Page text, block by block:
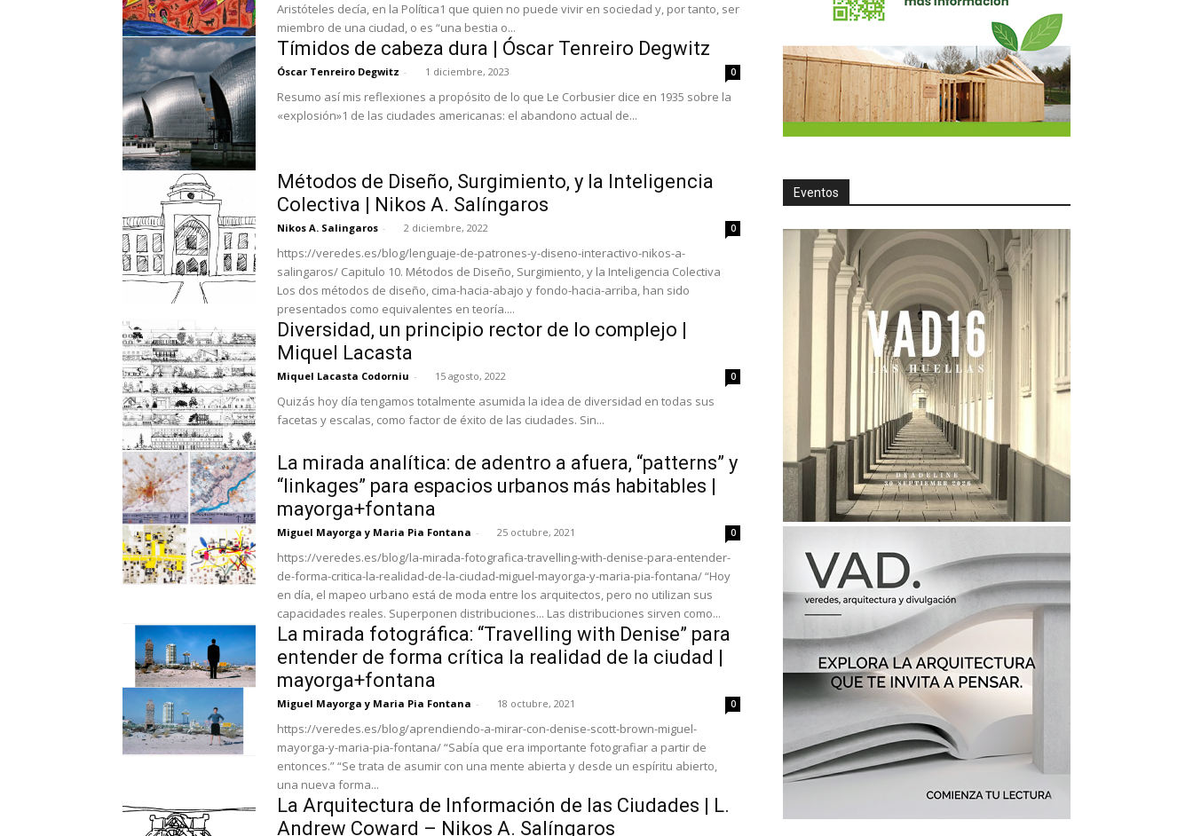
Aristóteles decía, en la Política1 que quien no puede vivir en sociedad y, por tanto, ser
miembro de una ciudad, o es “una bestia o...
Tímidos de cabeza dura | Óscar Tenreiro Degwitz
Óscar Tenreiro Degwitz - 1 diciembre, 2023 0
Resumo así mis reflexiones a propósito de lo que Le Corbusier dice en 1935 sobre la
«explosión»1 de las ciudades americanas: el abandono actual de...
Métodos de Diseño, Surgimiento, y la Inteligencia
Colectiva | Nikos A. Salíngaros
Nikos A. Salingaros - 2 diciembre, 2022 0
https://veredes.es/blog/lenguaje-de-patrones-y-diseno-interactivo-nikos-a-
salingaros/ Capitulo 10. Métodos de Diseño, Surgimiento, y la Inteligencia Colectiva
Los dos métodos de diseño, cima-hacia-abajo y fondo-hacia-arriba, han sido
presentados como equivalentes en teoría....
Diversidad, un principio rector de lo complejo |
Miquel Lacasta
Miquel Lacasta Codorniu - 15 agosto, 2022 0
Quizás hoy día tengamos totalmente asumida la idea de diversidad en todas sus
facetas y escalas, como factor de éxito de las ciudades. Sin...
La mirada analítica: de adentro a afuera, “patterns” y
“linkages” para espacios urbanos más habitables |
mayorga+fontana
Miguel Mayorga y Maria Pia Fontana - 25 octubre, 2021 0
https://veredes.es/blog/la-mirada-fotografica-travelling-with-denise-para-entender-
de-forma-critica-la-realidad-de-la-ciudad-miguel-mayorga-y-maria-pia-fontana/ “Hoy
en día, el mapeo urbano está de moda entre los arquitectos, pero no utilizan sus
capacidades reales. Superponen distribuciones... Las distribuciones sirven como...
La mirada fotográfica: “Travelling with Denise” para
entender de forma crítica la realidad de la ciudad |
mayorga+fontana
Miguel Mayorga y Maria Pia Fontana - 18 octubre, 2021 0
https://veredes.es/blog/aprendiendo-a-mirar-con-denise-scott-brown-miguel-
mayorga-y-maria-pia-fontana/ “Sabía que era importante fotografiar a partir de
entonces.” “Se trata de asumir con una mente abierta y desde un espíritu abierto,
una nueva forma...
La Arquitectura de Información de las Ciudades | L.
Andrew Coward – Nikos A. Salíngaros
Eventos